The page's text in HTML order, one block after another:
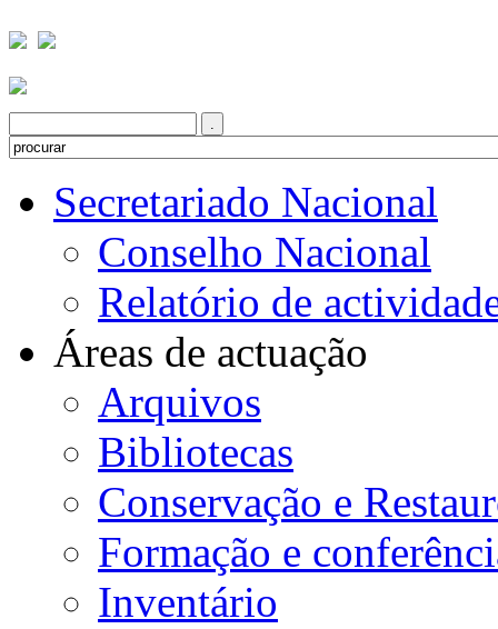
Secretariado Nacional
Conselho Nacional
Relatório de
Áreas de actuação
Arquivos
Bibliotecas
Conservação e
Formação e
Inventário